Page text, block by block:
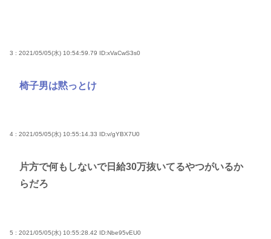
3 : 2021/05/05(水) 10:54:59.79 ID:xVaCwS3s0
椅子男は黙っとけ
4 : 2021/05/05(水) 10:55:14.33 ID:v/gYBX7U0
片方で何もしないで日給30万抜いてるやつがいるか
らだろ
5 : 2021/05/05(水) 10:55:28.42 ID:Nbe95vEU0